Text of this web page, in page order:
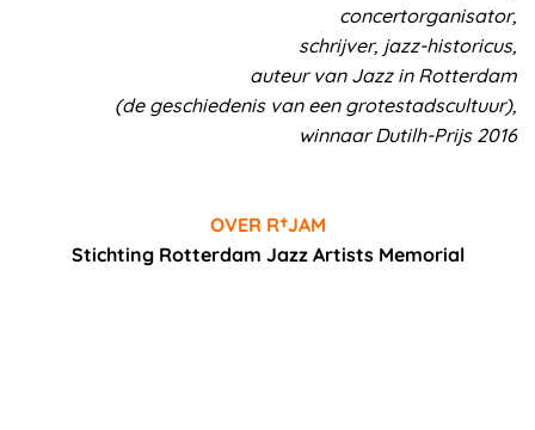
concertorganisator,
schrijver, jazz-historicus,
auteur van Jazz in Rotterdam
(de geschiedenis van een grotestadscultuur),
winnaar Dutilh-Prijs 2016
OVER R†JAM
Stichting Rotterdam Jazz Artists Memorial